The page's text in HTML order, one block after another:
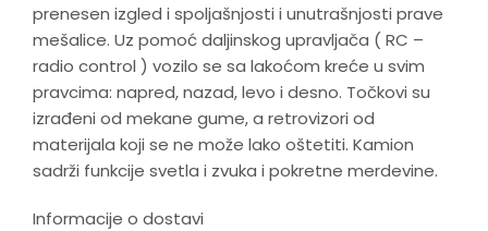
prenesen izgled i spoljašnjosti i unutrašnjosti prave
mešalice. Uz pomoć daljinskog upravljača ( RC –
radio control ) vozilo se sa lakoćom kreće u svim
pravcima: napred, nazad, levo i desno. Točkovi su
izrađeni od mekane gume, a retrovizori od
materijala koji se ne može lako oštetiti. Kamion
sadrži funkcije svetla i zvuka i pokretne merdevine.
Informacije o dostavi